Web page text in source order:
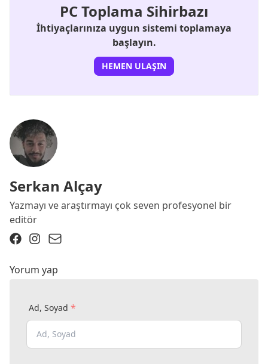
PC Toplama Sihirbazı
İhtiyaçlarınıza uygun sistemi toplamaya
başlayın.
HEMEN ULAŞIN
Serkan Alçay
Yazmayı ve araştırmayı çok seven profesyonel bir
editör
Yorum yap
Ad, Soyad *